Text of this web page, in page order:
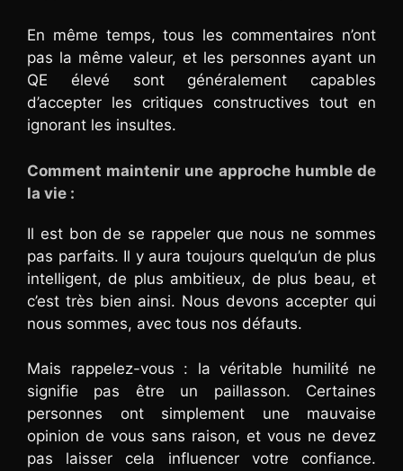
En même temps, tous les commentaires n’ont
pas la même valeur, et les personnes ayant un
QE élevé sont généralement capables
d’accepter les critiques constructives tout en
ignorant les insultes.
Comment maintenir une approche humble de
la vie :
Il est bon de se rappeler que nous ne sommes
pas parfaits. Il y aura toujours quelqu’un de plus
intelligent, de plus ambitieux, de plus beau, et
c’est très bien ainsi. Nous devons accepter qui
nous sommes, avec tous nos défauts.
Mais rappelez-vous : la véritable humilité ne
signifie pas être un paillasson. Certaines
personnes ont simplement une mauvaise
opinion de vous sans raison, et vous ne devez
pas laisser cela influencer votre confiance.